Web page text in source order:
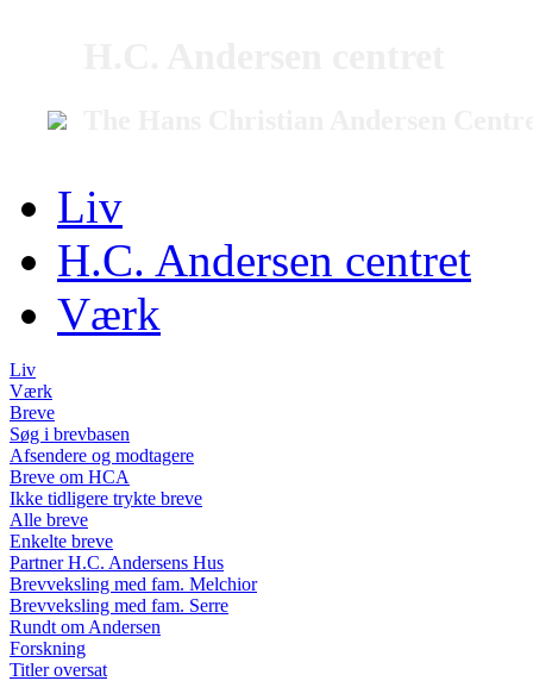
Liv
H.C. Andersen centret
Værk
Liv
Værk
Breve
Søg i brevbasen
Afsendere og modtagere
Breve om HCA
Ikke tidligere trykte breve
Alle breve
Enkelte breve
Partner H.C. Andersens Hus
Brevveksling med fam. Melchior
Brevveksling med fam. Serre
Rundt om Andersen
Forskning
Titler oversat